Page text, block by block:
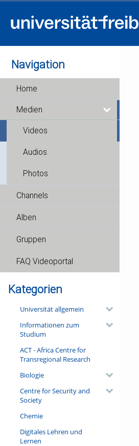
Navigation
Home
Medien
Videos
Audios
Photos
Channels
Alben
Gruppen
FAQ Videoportal
Kategorien
Universität allgemein
Informationen zum
Studium
ACT - Africa Centre for
Transregional Research
Biologie
Centre for Security and
Society
Chemie
Digitales Lehren und
Lernen